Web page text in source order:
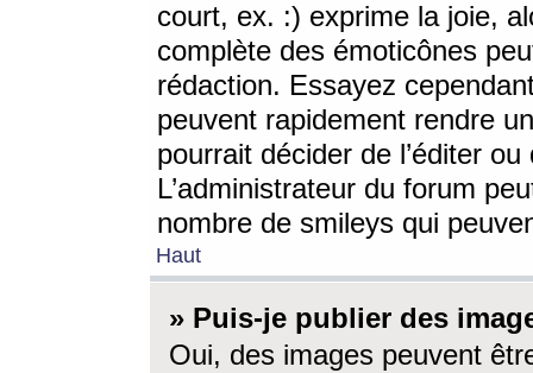
court, ex. :) exprime la joie,
complète des émoticônes
rédaction. Essayez
peuvent rapidement rendre
pourrait décider de l’éditer
L’administrateur du forum
nombre de smileys qui
Haut
» Puis-je publier des
Oui, des images peuvent